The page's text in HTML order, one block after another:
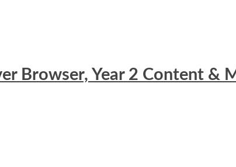
Browser, Year 2 Content &